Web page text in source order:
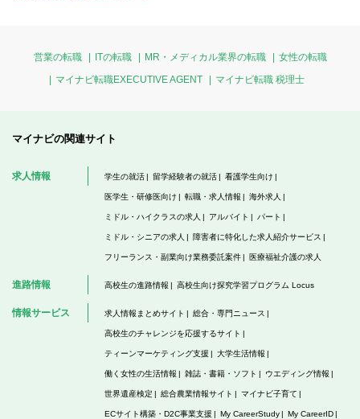
営業の転職 ITの転職 MR・メディカル業界の転職
女性の転職
マイナビ転職EXECUTIVE AGENT
マイナビ転職 税理士
マイナビの関連サイト
求人情報 学生の就活 留学経験者の就活 看護学生向け
医学生・研修医向け 転職・求人情報 海外求人
ミドル・ハイクラスの求人 アルバイト パート
ミドル・シニアの求人 障害者に特化した求人紹介サービス
フリーランス・副業向け業務委託案件 医療福祉介護の求人
進路情報 高校生の進路情報 高校生向け探究学習プログラム Locus
情報サービス 求人情報まとめサイト 総合・専門ニュース
高校生のチャレンジを応援するサイト
ティーンマーケティング支援 大学生活情報
働く女性の生活情報 雑誌・書籍・ソフト ウエディング情報
世界遺産検定 総合農業情報サイト マイナビ子育て
ECサイト構築・D2C事業支援 My CareerStudy My CareerID